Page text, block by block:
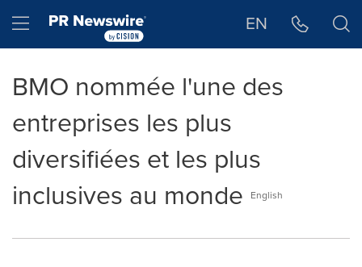
Hamburger menu EN
BMO nommée l'une des
entreprises les plus
diversifiées et les plus
inclusives au monde
English